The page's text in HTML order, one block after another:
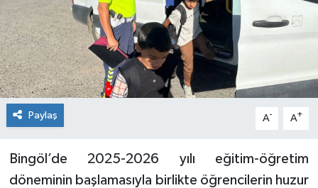
Paylaş A- A+
Bingöl’de 2025-2026 yılı eğitim-öğretim
döneminin başlamasıyla birlikte öğrencilerin huzur
RESMİ İLANLAR
SAĞLIK
SİYASET
SPOR